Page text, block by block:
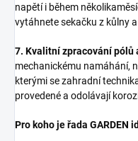
napětí i během
vytáhnete sekačku z kůlny
7. Kvalitní zpracování pólů
mechanickému namáhání,
kterými se zahradní
provedené a odolávají
Pro koho je řada GARDEN